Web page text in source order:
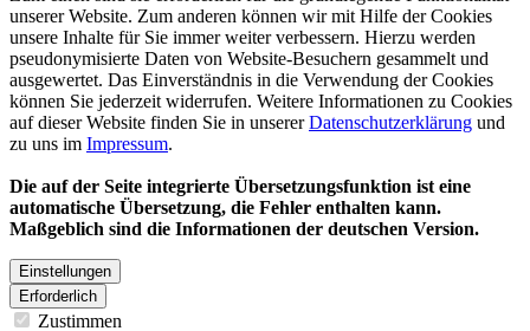
unserer Website. Zum anderen können wir mit Hilfe der Cookies
unsere Inhalte für Sie immer weiter verbessern. Hierzu werden
pseudonymisierte Daten von Website-Besuchern gesammelt und
ausgewertet. Das Einverständnis in die Verwendung der Cookies
können Sie jederzeit widerrufen. Weitere Informationen zu Cookies
auf dieser Website finden Sie in unsererDatenschutzerklärung und
zu uns im Impressum.
Die auf der Seite integrierte Übersetzungsfunktion ist eine
automatische Übersetzung, die Fehler enthalten kann.
Maßgeblich sind die Informationen der deutschen Version.
Einstellungen
Erforderlich
Zustimmen